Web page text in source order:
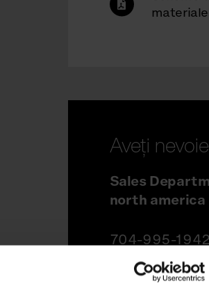
Aveți
Sales
north america
704-995-1942